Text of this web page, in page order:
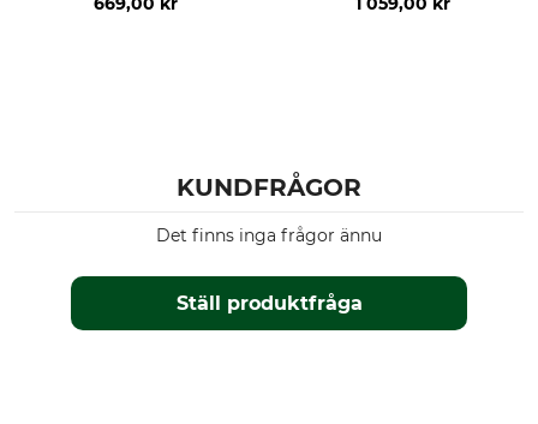
KUNDFRÅGOR
Ställ produktfråga
Det finns inga frågor ännu